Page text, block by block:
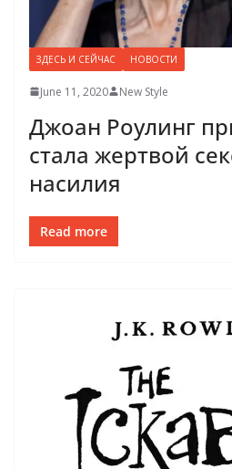
ЗДЕСЬ И СЕЙЧАС НОВОСТИ
June 11, 2020 New Style
Джоан Роулинг
стала жертвой
насилия
Read more